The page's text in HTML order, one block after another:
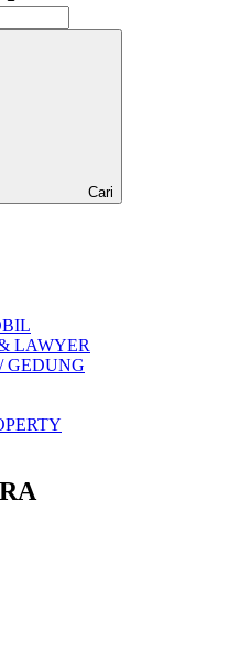
Cari
LAWYER
GEDUNG